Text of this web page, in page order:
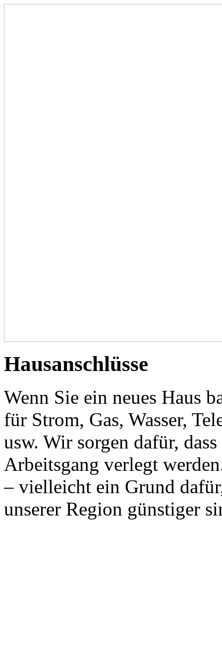
Hausanschlüsse
Wenn Sie ein neues Haus
für Strom, Gas, Wasser,
usw. Wir sorgen dafür,
Arbeitsgang verlegt
– vielleicht ein Grund
unserer Region günstiger